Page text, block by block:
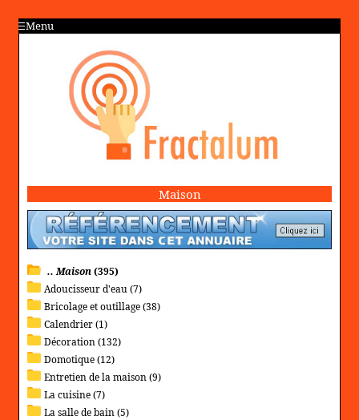
Menu
Maison
.. Maison(395)
Adoucisseur d'eau (7)
Bricolage et outillage (38)
Calendrier (1)
Décoration (132)
Domotique (12)
Entretien de la maison (9)
La cuisine (7)
La salle de bain (5)